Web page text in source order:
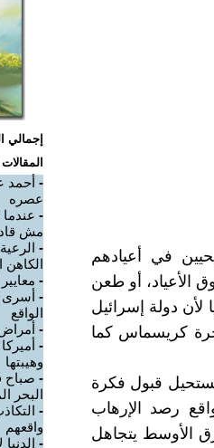
في أعيادهم
أو طعن
لأن دولة إسرائيل
كريسماس كما
قبول فكرة
رصد الإرهاب
الأوسط يتجاهل
إجمالي
المقالات
- أحمد
عصره
-
مش
-
الكاهن
-
- أسرى
الواقع
- أمراض
-
وهيبتها
- صباح
البحر
-
واقعهم
-